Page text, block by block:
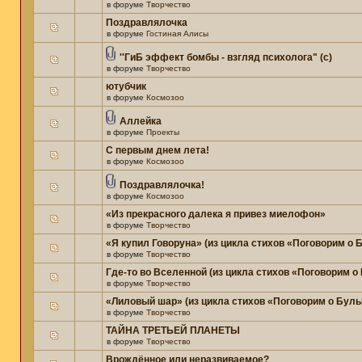
в форуме Творчество
Поздравлялочка
в форуме Гостиная Алисы
''ГиБ эффект бомбы - взгляд психолога" (c)
в форуме Творчество
ютубчик
в форуме Космозоо
Аллейка
в форуме Проекты
С первым днем лета!
в форуме Космозоо
Поздравлялочка!
в форуме Космозоо
«Из прекрасного далека я привез миелофон»
в форуме Творчество
«Я купил Говоруна» (из цикла стихов «Поговорим о
в форуме Творчество
Где-то во Вселенной (из цикла стихов «Поговорим
в форуме Творчество
«Лиловый шар» (из цикла стихов «Поговорим о
в форуме Творчество
ТАЙНА ТРЕТЬЕЙ ПЛАНЕТЫ
в форуме Творчество
Врождённое или неразвиваемое?